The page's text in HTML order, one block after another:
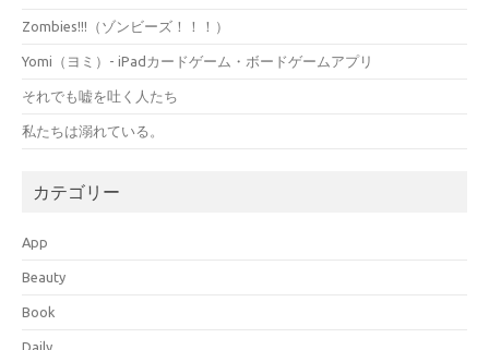
Zombies!!!（ゾンビーズ！！！）
Yomi（ヨミ）- iPadカードゲーム・ボードゲームアプリ
それでも嘘を吐く人たち
私たちは溺れている。
カテゴリー
App
Beauty
Book
Daily